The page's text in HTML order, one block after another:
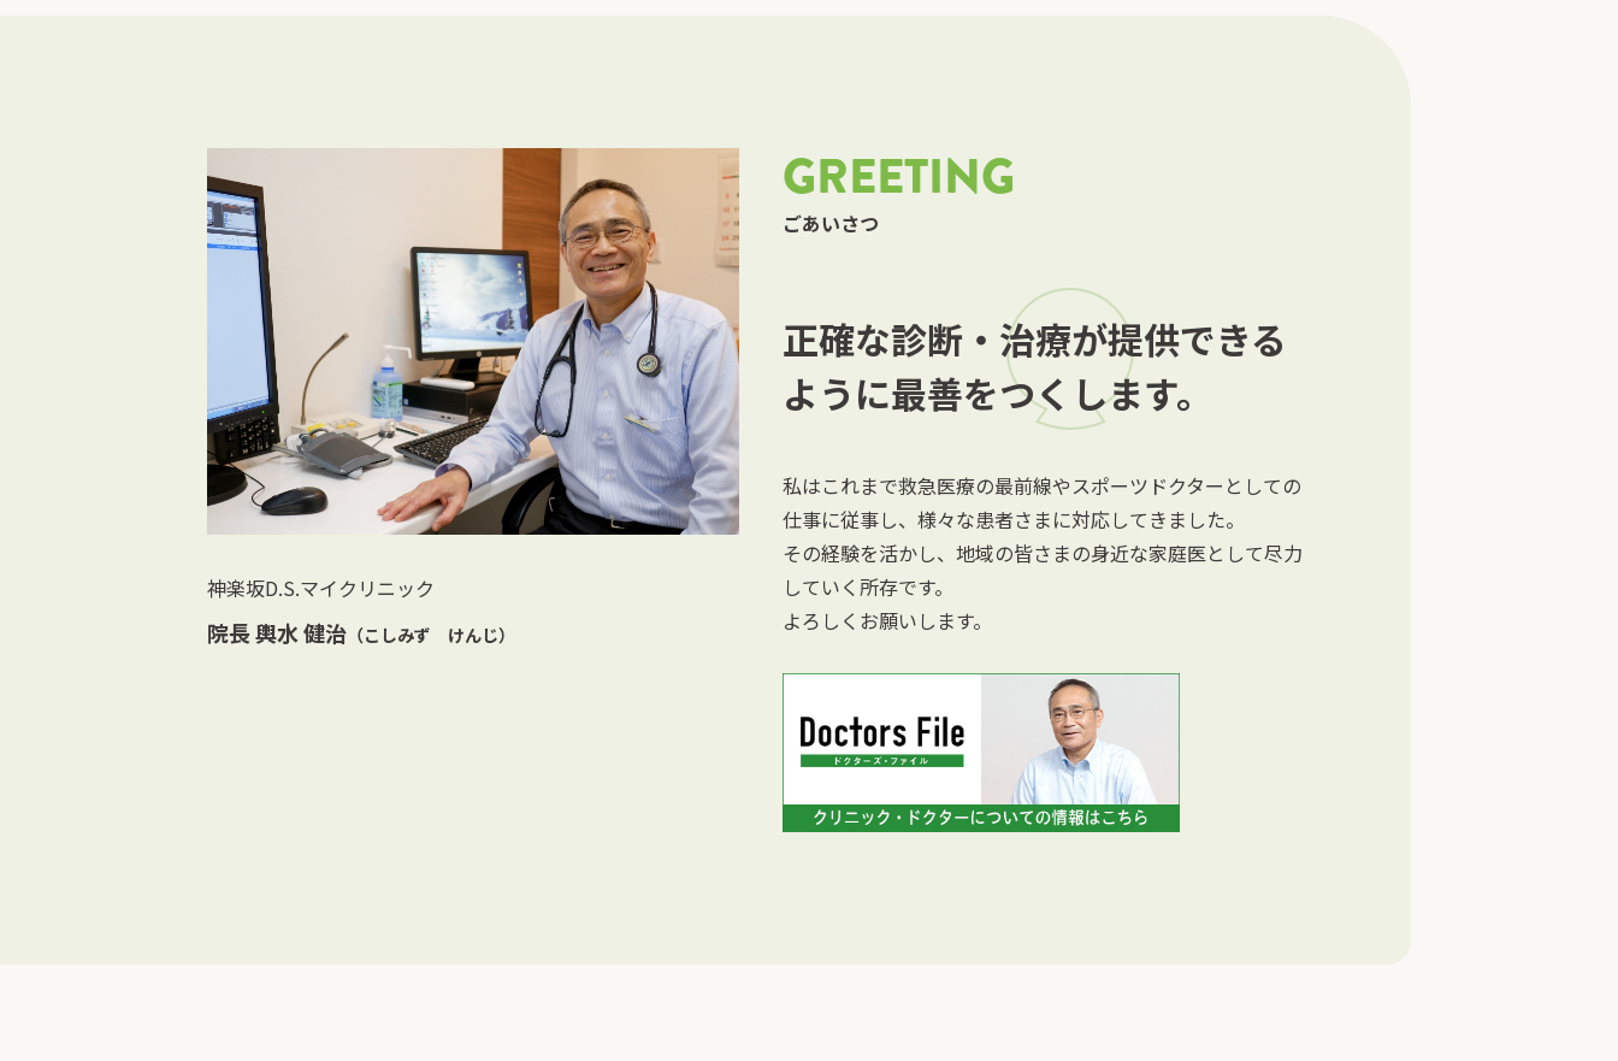
神楽坂D.S.マイクリニック
院長 輿水 健治 （こしみず けんじ）
GREETING
ごあいさつ
正確な診断・治療が提供できる
ように最善をつくします。
私はこれまで救急医療の最前線やスポーツドクターとしての
仕事に従事し、様々な患者さまに対応してきました。
その経験を活かし、地域の皆さまの身近な家庭医として尽力
していく所存です。
よろしくお願いします。